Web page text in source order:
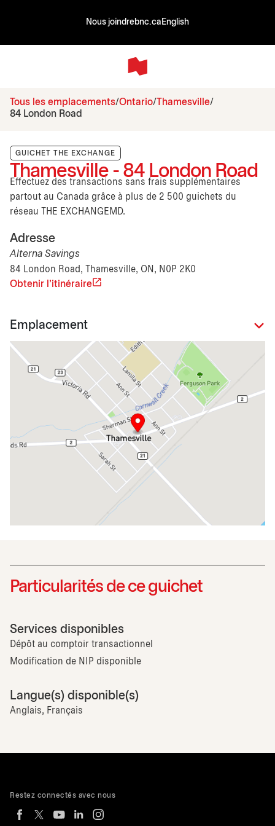
Nous joindrebnc.ca English
Tous les emplacements Ontario Thamesville
84 London Road
GUICHET THE EXCHANGE
Thamesville - 84 London Road
Effectuez des transactions sans frais supplémentaires
partout au Canada grâce à plus de 2 500 guichets du
réseau THE EXCHANGEMD.
Adresse
Alterna Savings
84 London Road, Thamesville, ON, N0P 2K0
Obtenir l'itinéraire
Emplacement
Particularités de ce guichet
Services disponibles
Dépôt au comptoir transactionnel
Modification de NIP disponible
Langue(s) disponible(s)
Anglais, Français
Restez connectés avec nous